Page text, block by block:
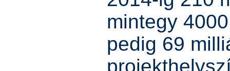
mintegy
pedig 69